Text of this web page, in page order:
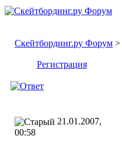
Скейтбординг.ру Форум >
Регистрация
21.01.2007,
00:58